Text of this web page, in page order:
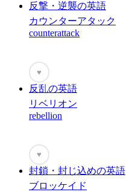
反撃・逆襲の英語
カウンターアタック
counterattack
♥
反乱の英語
リベリオン
rebellion
♥
封鎖・封じ込めの英語
ブロッケイド